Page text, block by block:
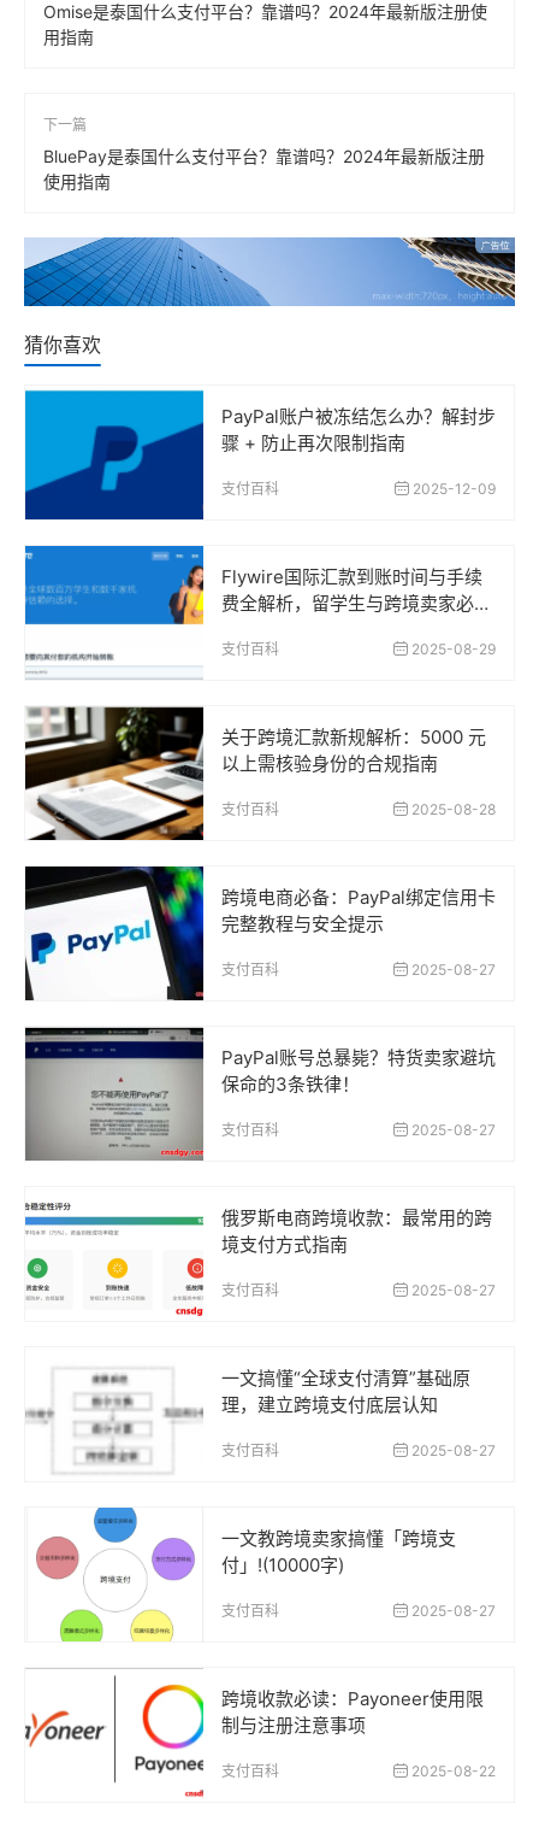
Omise是泰国什么支付平台？靠谱吗？2024年最新版注册使
用指南
下一篇
BluePay是泰国什么支付平台？靠谱吗？2024年最新版注册
使用指南
猜你喜欢
PayPal账户被冻结怎么办？解封步
骤 + 防止再次限制指南
支付百科 2025-12-09
Flywire国际汇款到账时间与手续
费全解析，留学生与跨境卖家必读
支付百科 2025-08-29
关于跨境汇款新规解析：5000 元
以上需核验身份的合规指南
支付百科 2025-08-28
跨境电商必备：PayPal绑定信用卡
完整教程与安全提示
支付百科 2025-08-27
PayPal账号总暴毙？特货卖家避坑
保命的3条铁律！
支付百科 2025-08-27
俄罗斯电商跨境收款：最常用的跨
境支付方式指南
支付百科 2025-08-27
一文搞懂“全球支付清算”基础原
理，建立跨境支付底层认知
支付百科 2025-08-27
一文教跨境卖家搞懂「跨境支
付」!(10000字)
支付百科 2025-08-27
跨境收款必读：Payoneer使用限
制与注册注意事项
支付百科 2025-08-22